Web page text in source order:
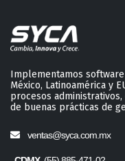
Implementamos
México, Latinoamérica y
procesos
de buenas prácticas de
ventas@syca.com.mx